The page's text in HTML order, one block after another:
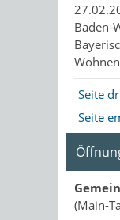
Baden-
Seite
Seite
(Main-